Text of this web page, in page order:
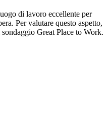
di lavoro eccellente per
Per valutare questo aspetto,
Great Place to Work.